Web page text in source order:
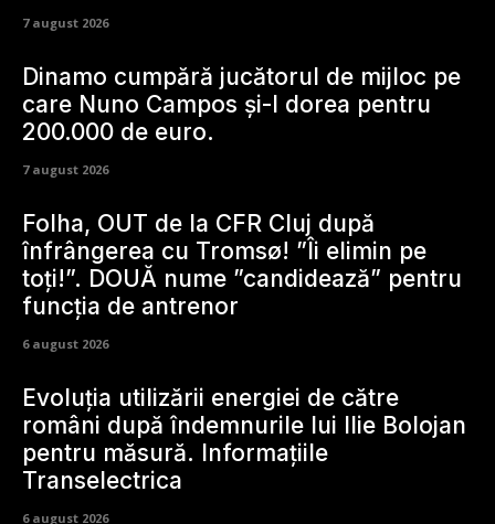
7 august 2026
Dinamo cumpără jucătorul de mijloc pe
care Nuno Campos și-l dorea pentru
200.000 de euro.
7 august 2026
Folha, OUT de la CFR Cluj după
înfrângerea cu Tromsø! ”Îi elimin pe
toți!”. DOUĂ nume ”candidează” pentru
funcția de antrenor
6 august 2026
Evoluția utilizării energiei de către
români după îndemnurile lui Ilie Bolojan
pentru măsură. Informațiile
Transelectrica
6 august 2026